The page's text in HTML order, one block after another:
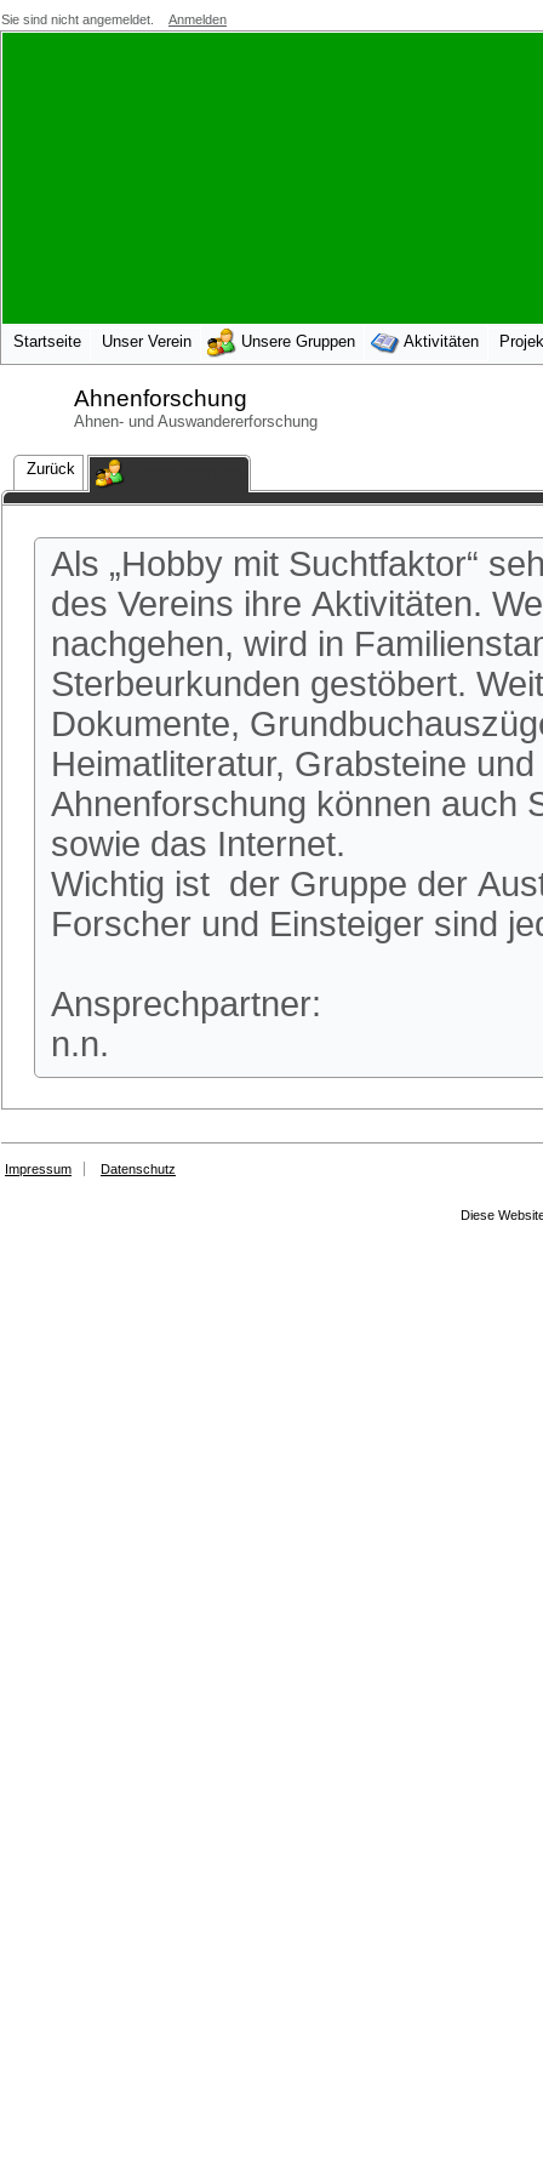
Sie sind nicht angemeldet. Anmelden
Startseite Unser Verein Unsere Gruppen Aktivitäten
Ahnenforschung
Ahnen- und Auswandererforschung
Zurück
Als „Hobby mit Suchtfaktor“
des Vereins ihre Aktivitäten.
nachgehen, wird in
Sterbeurkunden gestöbert.
Dokumente,
Heimatliteratur, Grabsteine
Ahnenforschung können auch
sowie das Internet.
Wichtig ist der Gruppe der
Forscher und Einsteiger sind
Ansprechpartner:
n.n.
Impressum Datenschutz
Diese